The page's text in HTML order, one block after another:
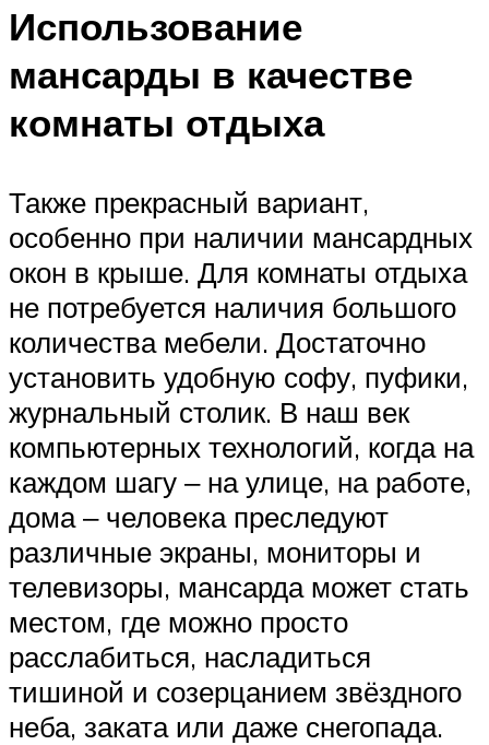
Использование
мансарды в качестве
комнаты отдыха
Также прекрасный вариант,
особенно при наличии мансардных
окон в крыше. Для комнаты отдыха
не потребуется наличия большого
количества мебели. Достаточно
установить удобную софу, пуфики,
журнальный столик. В наш век
компьютерных технологий, когда на
каждом шагу ‒ на улице, на работе,
дома ‒ человека преследуют
различные экраны, мониторы и
телевизоры, мансарда может стать
местом, где можно просто
расслабиться, насладиться
тишиной и созерцанием звёздного
неба, заката или даже снегопада.